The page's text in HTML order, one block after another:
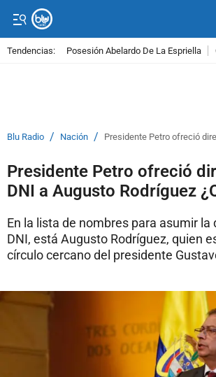
Tendencias: Posesión Abelardo De La Espriella
Blu Radio / Nación / Presidente Petro ofreció
Presidente Petro ofreció
DNI a Augusto Rodríguez
En la lista de nombres para asumir la
DNI, está Augusto Rodríguez, quien
círculo cercano del presidente